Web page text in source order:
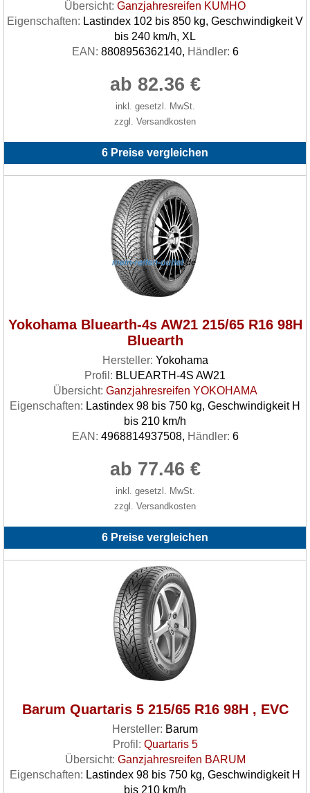
Übersicht: Ganzjahresreifen KUMHO
Eigenschaften: Lastindex 102 bis 850 kg, Geschwindigkeit V
bis 240 km/h, XL
EAN: 8808956362140, Händler: 6
ab 82.36 €
inkl. gesetzl. MwSt.
zzgl. Versandkosten
6 Preise vergleichen
Yokohama Bluearth-4s AW21 215/65 R16 98H
Bluearth
Hersteller: Yokohama
Profil: BLUEARTH-4S AW21
Übersicht: Ganzjahresreifen YOKOHAMA
Eigenschaften: Lastindex 98 bis 750 kg, Geschwindigkeit H
bis 210 km/h
EAN: 4968814937508, Händler: 6
ab 77.46 €
inkl. gesetzl. MwSt.
zzgl. Versandkosten
6 Preise vergleichen
Barum Quartaris 5 215/65 R16 98H , EVC
Hersteller: Barum
Profil: Quartaris 5
Übersicht: Ganzjahresreifen BARUM
Eigenschaften: Lastindex 98 bis 750 kg, Geschwindigkeit H
bis 210 km/h